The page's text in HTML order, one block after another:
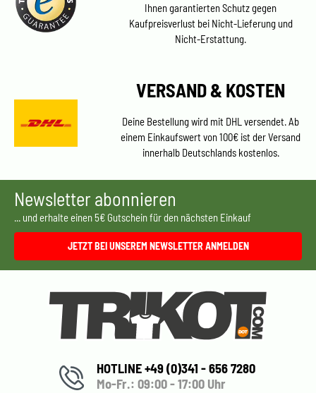
Ihnen garantierten Schutz gegen
Kaufpreisverlust bei Nicht-Lieferung und
Nicht-Erstattung.
VERSAND & KOSTEN
Deine Bestellung wird mit DHL versendet. Ab
einem Einkaufswert von 100€ ist der Versand
innerhalb Deutschlands kostenlos.
Newsletter abonnieren
... und erhalte einen 5€ Gutschein für den nächsten Einkauf
JETZT BEI UNSEREM NEWSLETTER ANMELDEN
HOTLINE +49 (0)341 - 656 7280
Mo-Fr.: 09:00 - 17:00 Uhr